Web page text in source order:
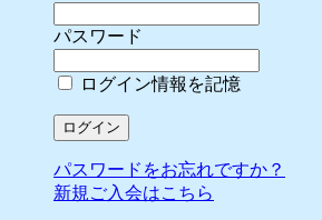
パスワード
ログイン情報を記憶
パスワードをお忘れですか？
新規ご入会はこちら